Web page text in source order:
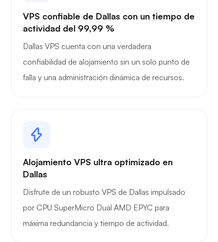
VPS confiable de Dallas con un tiempo de
actividad del 99,99 %
Dallas VPS cuenta con una verdadera
confiabilidad de alojamiento sin un solo punto de
falla y una administración dinámica de recursos.
Alojamiento VPS ultra optimizado en
Dallas
Disfrute de un robusto VPS de Dallas impulsado
por CPU SuperMicro Dual AMD EPYC para
máxima redundancia y tiempo de actividad.